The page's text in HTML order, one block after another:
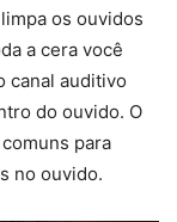
os ouvidos
a cera você
canal auditivo
do ouvido. O
para
no ouvido.